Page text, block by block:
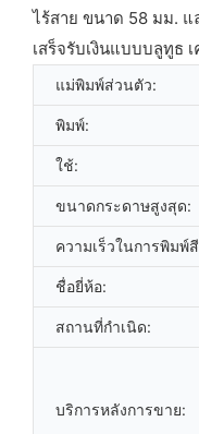
ไร้สาย ขนาด 58 มม. แ
เสร็จรับเงินแบบบลูทูธ
แม่พิมพ์ส่วนตัว:
พิมพ์:
ใช้:
ขนาดกระดาษสูงสุด:
ความเร็วในการพิมพ์
ชื่อยี่ห้อ:
สถานที่กำเนิด:
บริการหลังการขาย: